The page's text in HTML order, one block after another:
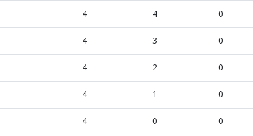
4 4 0
4 3 0
4 2 0
4 1 0
4 0 0